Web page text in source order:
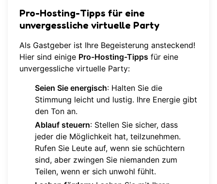
Pro-Hosting-Tipps für eine
unvergessliche virtuelle Party
Als Gastgeber ist Ihre Begeisterung ansteckend!
Hier sind einige Pro-Hosting-Tipps für eine
unvergessliche virtuelle Party:
Seien Sie energisch: Halten Sie die
Stimmung leicht und lustig. Ihre Energie gibt
den Ton an.
Ablauf steuern: Stellen Sie sicher, dass
jeder die Möglichkeit hat, teilzunehmen.
Rufen Sie Leute auf, wenn sie schüchtern
sind, aber zwingen Sie niemanden zum
Teilen, wenn er sich unwohl fühlt.